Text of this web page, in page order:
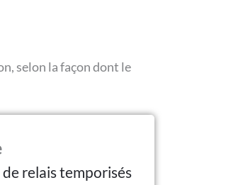
selon la façon dont le
relais temporisés